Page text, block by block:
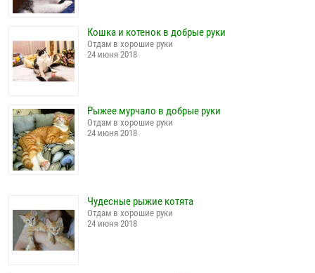
Кошка и котенок в добрые руки
Отдам в хорошие руки
24 июня 2018
Рыжее мурчало в добрые руки
Отдам в хорошие руки
24 июня 2018
Чудесные рыжие котята
Отдам в хорошие руки
24 июня 2018